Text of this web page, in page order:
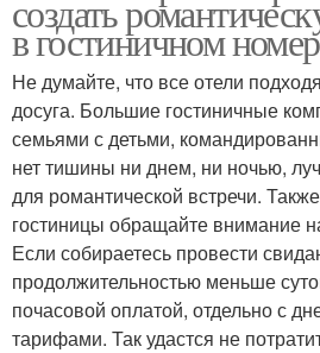
создать
в гостиничном
Не думайте, что все отели
досуга. Большие гостиничные
семьями с детьми,
нет тишины ни днем, ни ночью,
для романтической встречи.
гостиницы обращайте внимание
Если собираетесь провести
продолжительностью меньше
почасовой оплатой, отдельно с
тарифами. Так удастся не